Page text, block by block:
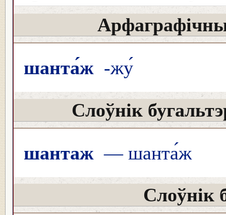
шанта́ж -жу́
Слоўнік
шантаж — шанта́ж
Слоўнік